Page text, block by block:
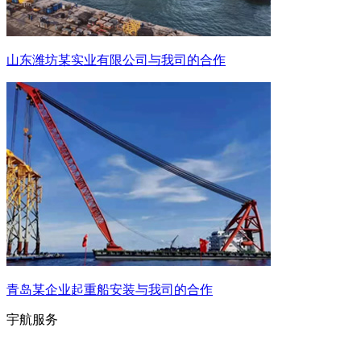
山东潍坊某实业有限公司与我司的合作
青岛某企业起重船安装与我司的合作
宇航服务